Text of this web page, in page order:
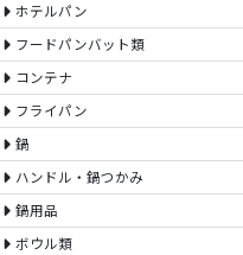
ホテルパン
フードパンバット類
コンテナ
フライパン
鍋
ハンドル・鍋つかみ
鍋用品
ボウル類